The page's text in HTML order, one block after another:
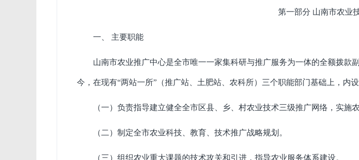
第一部分 山南市农业
一、 主要职能
山南市农业推广中心是全市唯一一家集科研与推广服务为一体的全额拨款
今，在现有“两站一所”（推广站、土肥站、农科所）三个职能部门基础上，内
（一）负责指导建立健全全市区县、乡、村农业技术三级推广网络，实施
（二）制定全市农业科技、教育、技术推广战略规划。
（三）组织农业重大课题的技术攻关和引进，指导农业服务体系建设。